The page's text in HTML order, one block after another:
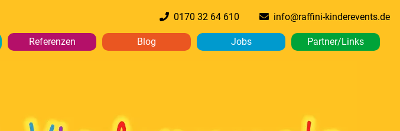
0170 32 64 610 info@raffini-kinderevents.de
Referenzen Blog Jobs Partner/Links